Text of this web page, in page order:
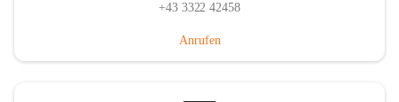
+43 3322 42458
Anrufen